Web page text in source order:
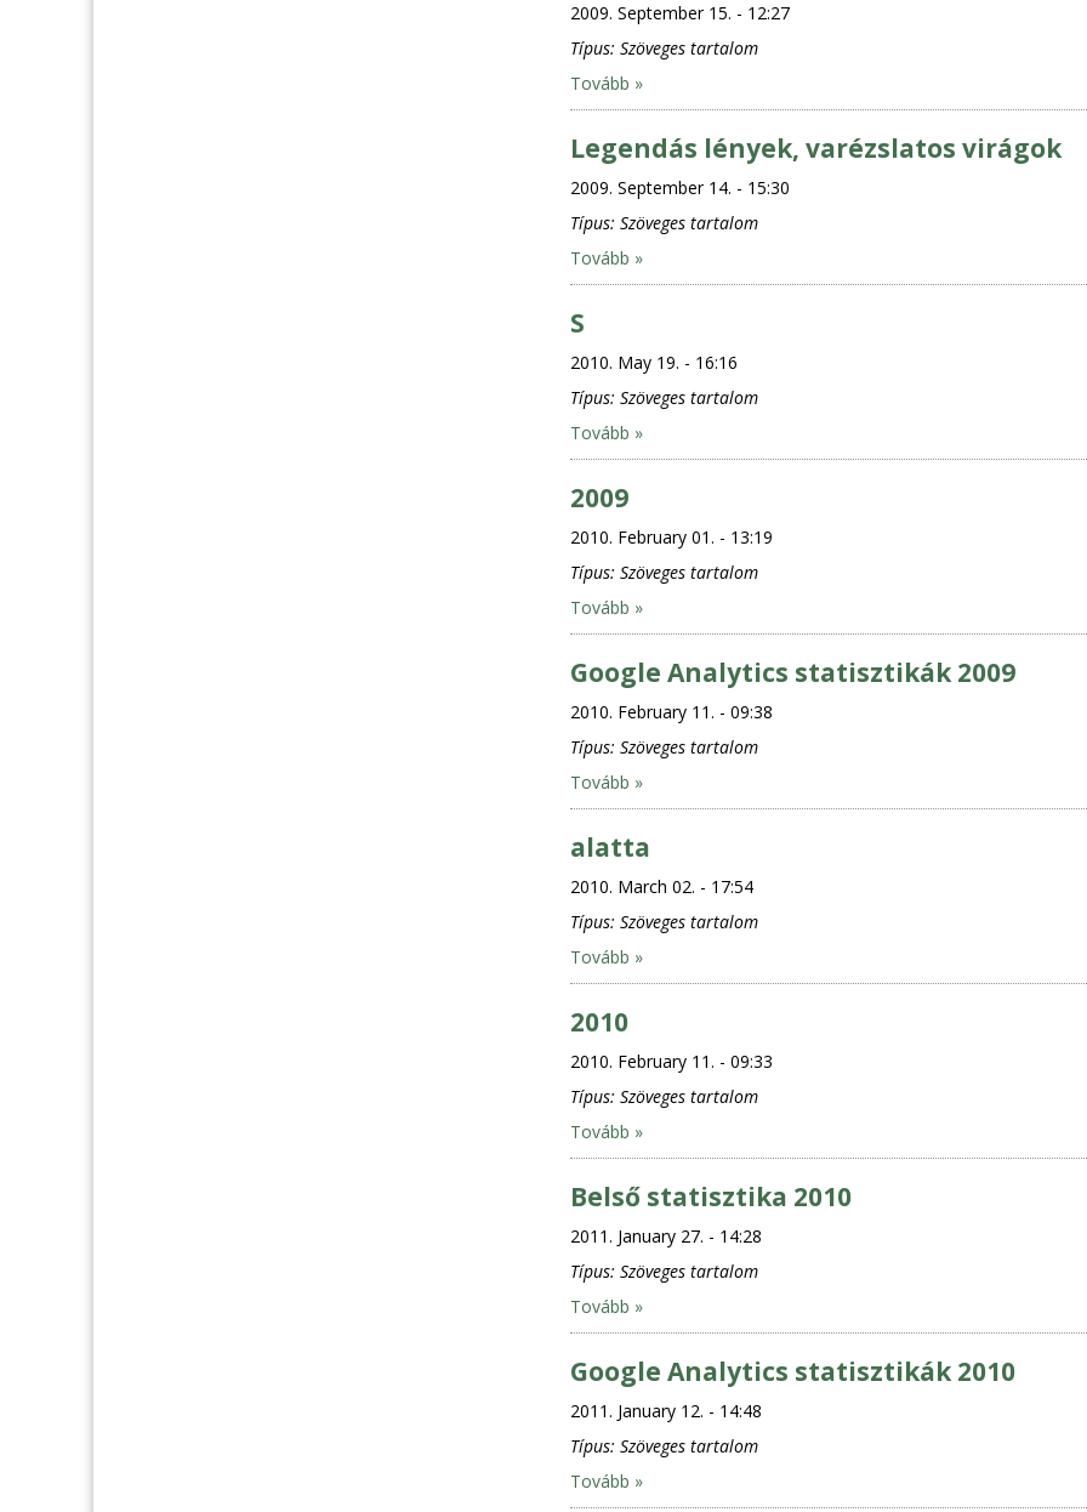
2009. September 15. - 12:27
Típus: Szöveges tartalom
Tovább »
Legendás lények, varézslatos virágok
2009. September 14. - 15:30
Típus: Szöveges tartalom
Tovább »
S
2010. May 19. - 16:16
Típus: Szöveges tartalom
Tovább »
2009
2010. February 01. - 13:19
Típus: Szöveges tartalom
Tovább »
Google Analytics statisztikák 2009
2010. February 11. - 09:38
Típus: Szöveges tartalom
Tovább »
alatta
2010. March 02. - 17:54
Típus: Szöveges tartalom
Tovább »
2010
2010. February 11. - 09:33
Típus: Szöveges tartalom
Tovább »
Belső statisztika 2010
2011. January 27. - 14:28
Típus: Szöveges tartalom
Tovább »
Google Analytics statisztikák 2010
2011. January 12. - 14:48
Típus: Szöveges tartalom
Tovább »